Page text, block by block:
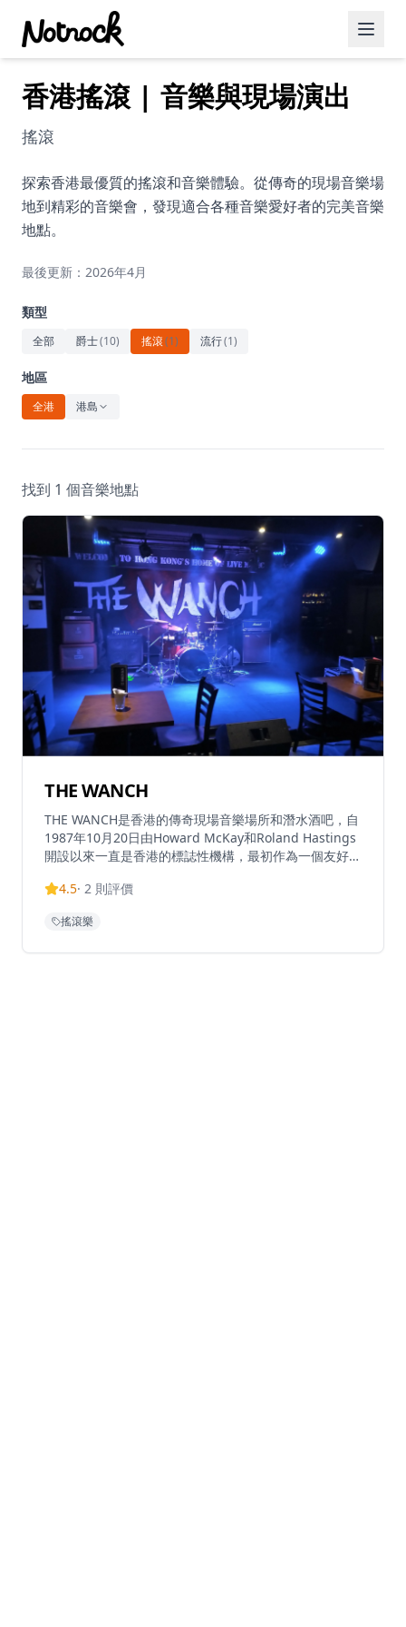
精選活動
博客文章
約會好去處
美食佳餚
藝術文化
休閒
音樂
香港搖滾 | 音樂與現場演出
搖滾
探索香港最優質的搖滾和音樂體驗。從傳奇的現場音樂場
地到精彩的音樂會，發現適合各種音樂愛好者的完美音樂
地點。
最後更新：2026年4月
類型
全部 爵士(10) 搖滾(1) 流行(1)
地區
全港 港島
找到 1 個音樂地點
THE WANCH
THE WANCH是香港的傳奇現場音樂場所和潛水酒吧，自
1987年10月20日由Howard McKay和Roland Hastings
開設以來一直是香港的標誌性機構，最初作為一個友好的
年來一直舉辦免費現場音樂表演，支持本地和國際樂隊演
帶，THE WANCH提供美食、飲品和正宗的香港潛水酒吧
4.5· 2 則評價
搖滾樂